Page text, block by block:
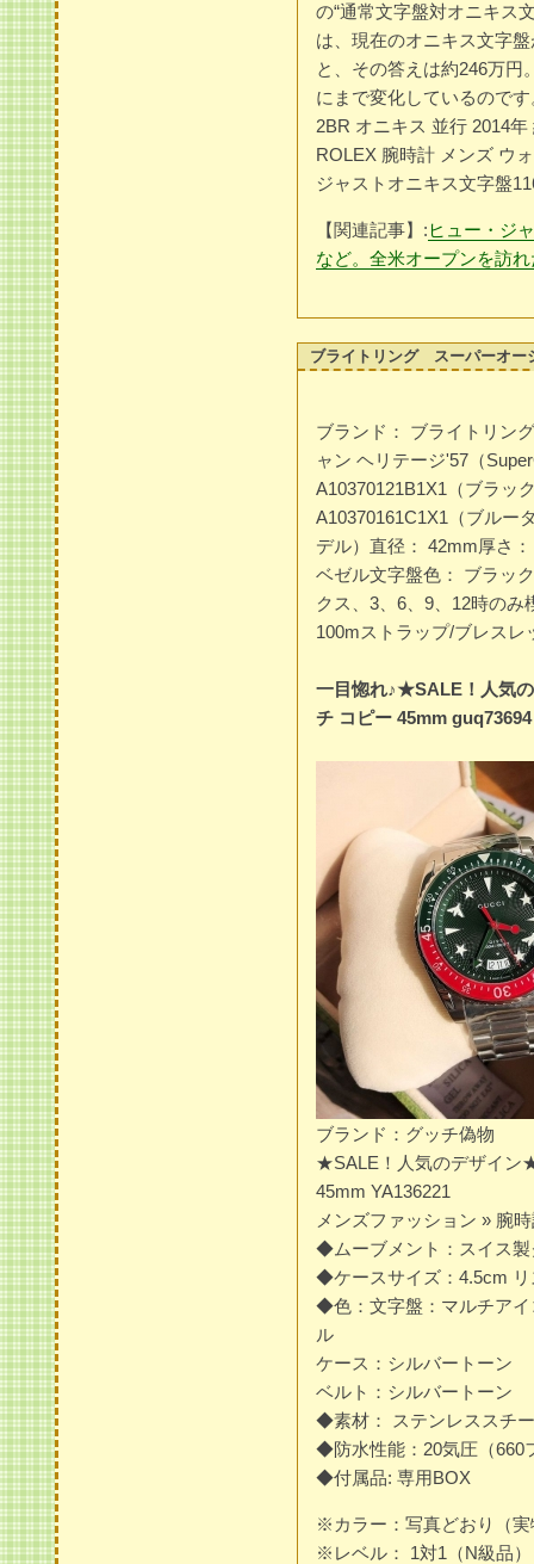
の“通常文字盤対オニキス
は、現在のオニキス文字
と、その答えは約246万円
にまで変化しているので
2BR オニキス 並行 2014
ROLEX 腕時計 メンズ ウ
ジャストオニキス文字盤
【関連記事】: ヒュー・ジ
など。全米オープンを訪
ブライトリング スーパーオー
ブランド： ブライトリン
ャン ヘリテージ'57（
A10370121B1X1（ブラッ
A10370161C1X1（ブルー
デル）直径： 42mm厚さ
ベゼル文字盤色： ブラッ
クス、3、6、9、12時の
100mストラップ/ブレス
一目惚れ♪★SALE！人気
チ コピー 45mm guq73694
ブランド：グッチ偽物
★SALE！人気のデザイン
45mm YA136221
メンズファッション » 腕
◆ムーブメント：スイス製
◆ケースサイズ：4.5cm リ
◆色：文字盤：マルチアイ
ル
ケース：シルバートーン
ベルト：シルバートーン
◆素材： ステンレスス
◆防水性能：20気圧（660
◆付属品: 専用BOX
※カラー：写真どおり（実
※レベル： 1対1（N級品）